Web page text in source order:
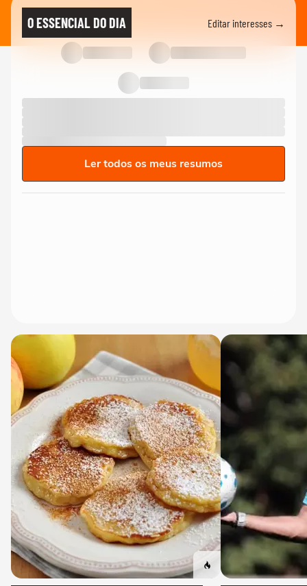
O ESSENCIAL DO DIA Editar interesses →
Ler todos os meus resumos